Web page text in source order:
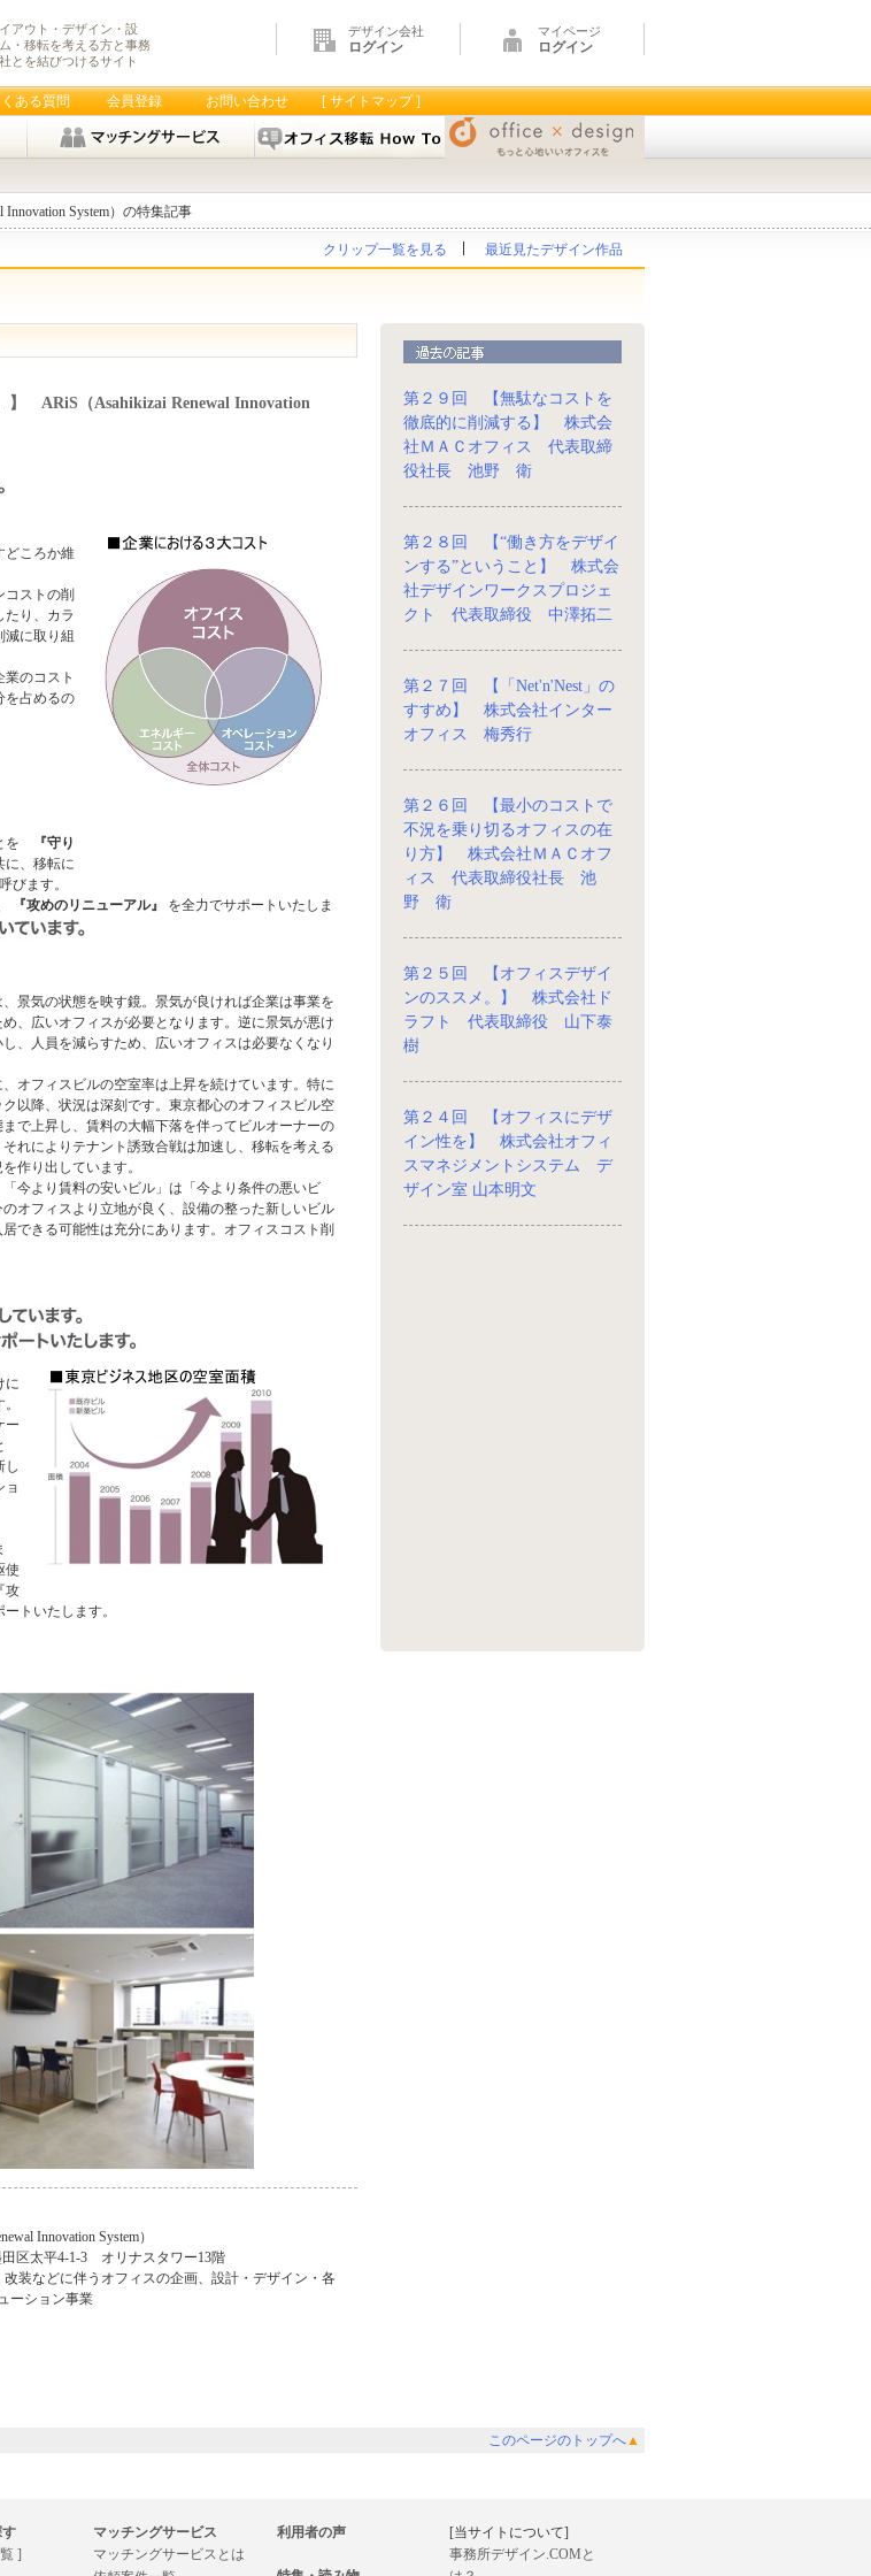
アウト・デザイン・設
・移転を考える方と事務
とを結びつけるサイト
デザイン会社
ログイン
マイページ
ログイン
ある質問 会員登録 お問い合わせ [ サイトマップ ]
System）の特集記事
クリップ一覧を見る 最近見たデザイン作品
】 ARiS（Asahikizai Renewal Innovation
どころか維
コストの削
り、カラ
減に取り組
のコスト
を占めるの
を
『守り
に、移転に
びます。
『攻めのリニューアル』 を全力でサポートいたしま
景気の状態を映す鏡。景気が良ければ企業は事業を
、広いオフィスが必要となります。逆に景気が悪け
、人員を減らすため、広いオフィスは必要なくなり
オフィスビルの空室率は上昇を続けています。特に
以降、状況は深刻です。東京都心のオフィスビル空
で上昇し、賃料の大幅下落を伴ってビルオーナーの
れによりテナント誘致合戦は加速し、移転を考える
作り出しています。
今より賃料の安いビル」は「今より条件の悪いビ
オフィスより立地が良く、設備の整った新しいビル
できる可能性は充分にあります。オフィスコスト削
に
ー
し
ョ
使
攻
トいたします。
Innovation System）
区太平4-1-3 オリナスタワー13階
装などに伴うオフィスの企画、設計・デザイン・各
ーション事業
第２９回 【無駄なコストを
徹底的に削減する】 株式会
社ＭＡＣオフィス 代表取締
役社長 池野 衛
第２８回 【“働き方をデザイ
ンする”ということ】 株式会
社デザインワークスプロジェ
クト 代表取締役 中澤拓二
第２７回 【「Net'n'Nest」の
すすめ】 株式会社インター
オフィス 梅秀行
第２６回 【最小のコストで
不況を乗り切るオフィスの在
り方】 株式会社ＭＡＣオフ
ィス 代表取締役社長 池
野 衛
第２５回 【オフィスデザイ
ンのススメ。】 株式会社ド
ラフト 代表取締役 山下泰
樹
第２４回 【オフィスにデザ
イン性を】 株式会社オフィ
スマネジメントシステム デ
ザイン室 山本明文
このページのトップへ▲
]
マッチングサービス
マッチングサービスとは
利用者の声
[当サイトについて]
事務所デザイン.COMと